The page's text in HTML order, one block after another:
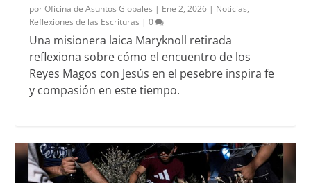
porOficina de Asuntos Globales | Ene 2, 2026 | Noticias,
Reflexiones de las Escrituras |0
Una misionera laica Maryknoll retirada
reflexiona sobre cómo el encuentro de los
Reyes Magos con Jesús en el pesebre inspira fe
y compasión en este tiempo.